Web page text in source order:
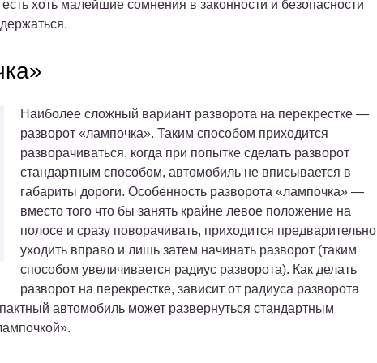
хоть малейшие сомнения в законности и безопасности
Наиболее сложный вариант разворота на перекрестке —
разворот «лампочка». Таким способом приходится
разворачиваться, когда при попытке сделать разворот
стандартным способом, автомобиль не вписывается в
габариты дороги. Особенность разворота «лампочка» —
вместо того что бы занять крайне левое положение на
полосе и сразу поворачивать, приходится предварительно
уходить вправо и лишь затем начинать разворот (таким
способом увеличивается радиус разворота). Как делать
разворот на перекрестке, зависит от радиуса разворота
автомобиль может развернуться стандартным